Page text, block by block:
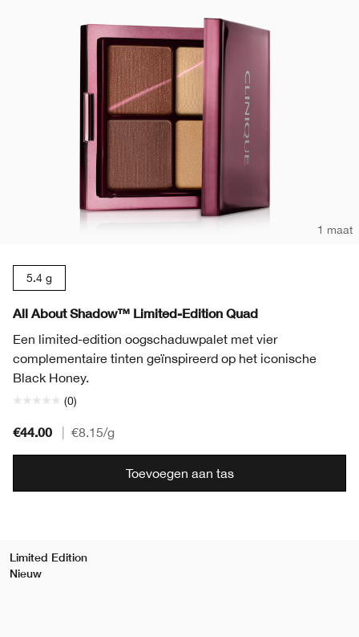
1 maat
5.4 g
All About Shadow™ Limited-Edition Quad
Een limited-edition oogschaduwpalet met vier
complementaire tinten geïnspireerd op het iconische
Black Honey.
(0)
€44.00 €8.15/g
Toevoegen aan tas
Limited Edition
Nieuw